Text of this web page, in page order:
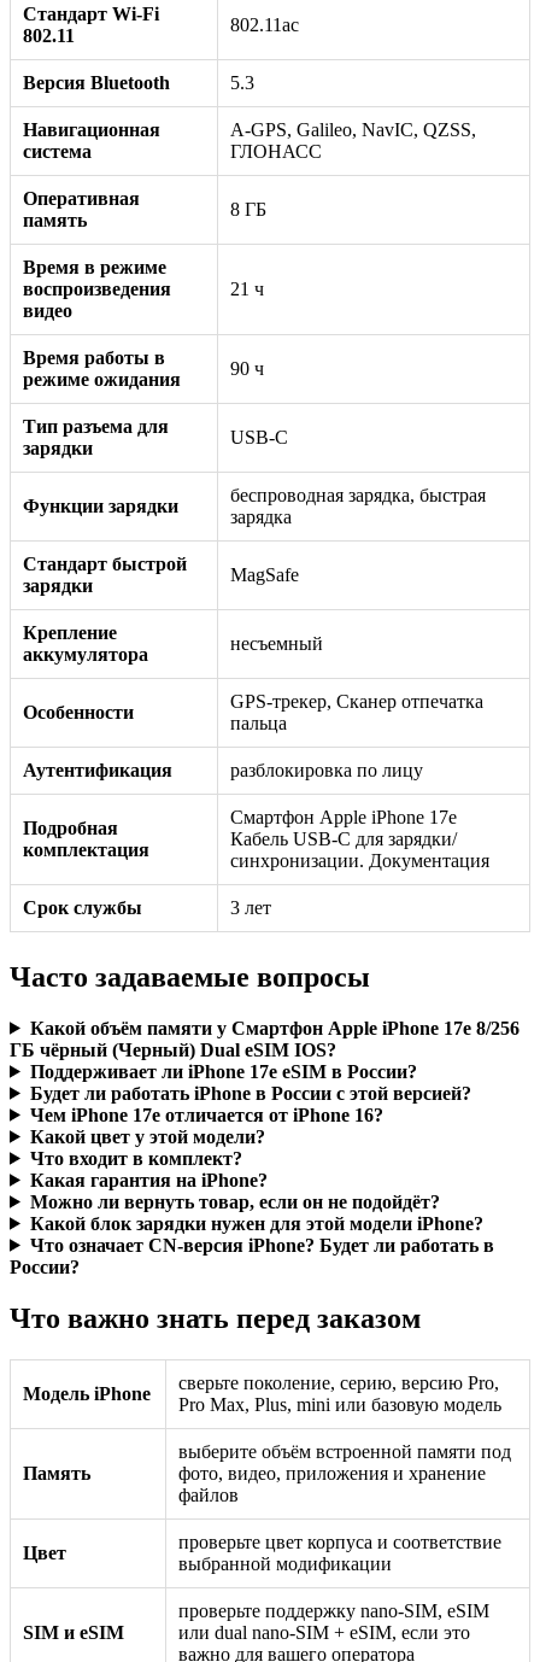
Стандарт Wi-Fi
802.11
802.11ac
Версия Bluetooth 5.3
Навигационная
система
A-GPS, Galileo, NavIC, QZSS,
ГЛОНАСС
Оперативная
память
8 ГБ
Время в режиме
воспроизведения
видео
21 ч
Время работы в
режиме ожидания
90 ч
Тип разъема для
зарядки
USB-C
Функции зарядки
беспроводная зарядка, быстрая
зарядка
Стандарт быстрой
зарядки
MagSafe
Крепление
аккумулятора
несъемный
Особенности
GPS-трекер, Сканер отпечатка
пальца
Аутентификация разблокировка по лицу
Подробная
комплектация
Смартфон Apple iPhone 17e
Кабель USB-C для зарядки/
синхронизации. Документация
Срок службы 3 лет
Часто задаваемые вопросы
Какой объём памяти у Смартфон Apple iPhone 17e 8/256
ГБ чёрный (Черный) Dual eSIM IOS?
Поддерживает ли iPhone 17e eSIM в России?
Будет ли работать iPhone в России с этой версией?
Чем iPhone 17e отличается от iPhone 16?
Какой цвет у этой модели?
Что входит в комплект?
Какая гарантия на iPhone?
Можно ли вернуть товар, если он не подойдёт?
Какой блок зарядки нужен для этой модели iPhone?
Что означает CN-версия iPhone? Будет ли работать в
России?
Что важно знать перед заказом
Модель iPhone
сверьте поколение, серию, версию Pro,
Pro Max, Plus, mini или базовую модель
Память
выберите объём встроенной памяти под
фото, видео, приложения и хранение
файлов
Цвет
проверьте цвет корпуса и соответствие
выбранной модификации
SIM и eSIM
проверьте поддержку nano-SIM, eSIM
или dual nano-SIM + eSIM, если это
важно для вашего оператора